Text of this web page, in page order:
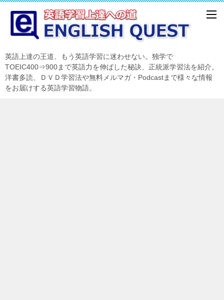
英語上達の王道、もう英語学習に迷わせない。独学で
TOEIC400⇒900まで英語力を伸ばした秘訣、正統派学習法を紹介。
洋書多読、ＤＶＤ学習法や無料メルマガ・Podcastまで様々な情報
をお届けする英語学習物語。